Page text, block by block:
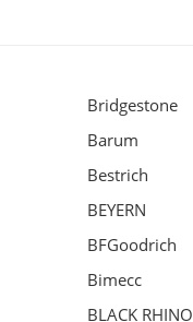
Bridgestone
Barum
Bestrich
BEYERN
BFGoodrich
Bimecc
BLACK RHINO